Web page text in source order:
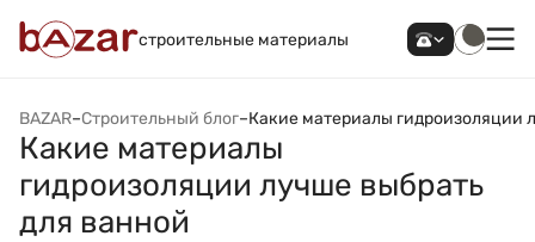
строительные материалы
BAZAR–Строительный блог–Какие материалы гидроизоляции
Какие материалы
гидроизоляции лучше выбрать
для ванной